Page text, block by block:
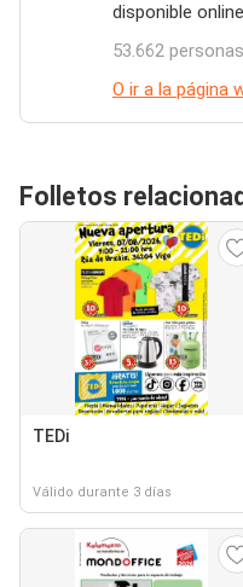
disponible
53.662
O ir a la página
Folletos
TEDi
Válido durante 3 días